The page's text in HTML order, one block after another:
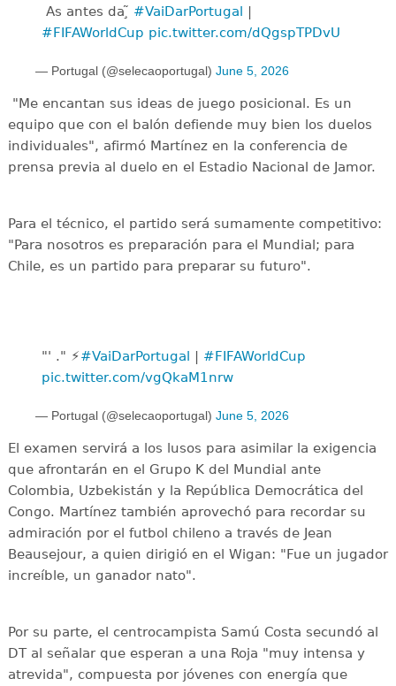
️ As antes da ̧̃ #VaiDarPortugal |
#FIFAWorldCup pic.twitter.com/dQgspTPDvU
— Portugal (@selecaoportugal) June 5, 2026
"Me encantan sus ideas de juego posicional. Es un
equipo que con el balón defiende muy bien los duelos
individuales", afirmó Martínez en la conferencia de
prensa previa al duelo en el Estadio Nacional de Jamor.
Para el técnico, el partido será sumamente competitivo:
"Para nosotros es preparación para el Mundial; para
Chile, es un partido para preparar su futuro".
"' ." ⚡#VaiDarPortugal | #FIFAWorldCup
pic.twitter.com/vgQkaM1nrw
— Portugal (@selecaoportugal) June 5, 2026
El examen servirá a los lusos para asimilar la exigencia
que afrontarán en el Grupo K del Mundial ante
Colombia, Uzbekistán y la República Democrática del
Congo. Martínez también aprovechó para recordar su
admiración por el futbol chileno a través de Jean
Beausejour, a quien dirigió en el Wigan: "Fue un jugador
increíble, un ganador nato".
Por su parte, el centrocampista Samú Costa secundó al
DT al señalar que esperan a una Roja "muy intensa y
atrevida", compuesta por jóvenes con energía que